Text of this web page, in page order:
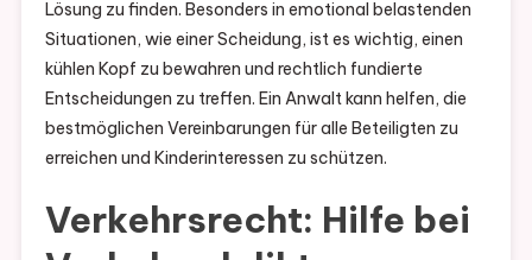
Lösung zu finden. Besonders in emotional belastenden
Situationen, wie einer Scheidung, ist es wichtig, einen
kühlen Kopf zu bewahren und rechtlich fundierte
Entscheidungen zu treffen. Ein Anwalt kann helfen, die
bestmöglichen Vereinbarungen für alle Beteiligten zu
erreichen und Kinderinteressen zu schützen.
Verkehrsrecht: Hilfe bei